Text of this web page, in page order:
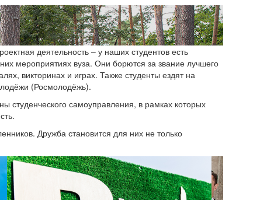
деятельность – у наших студентов есть
мероприятиях вуза. Они борются за звание лучшего
викторинах и играх. Также студенты ездят на
(Росмолодёжь).
самоуправления, в рамках которых
Дружба становится для них не только